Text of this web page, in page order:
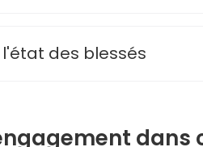
des blessés
dans